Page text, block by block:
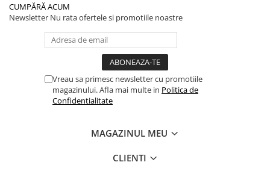
CUMPĂRĂ ACUM
Newsletter Nu rata ofertele si promotiile noastre
Vreau sa primesc newsletter cu promotiile
magazinului. Afla mai multe in Politica de
Confidentialitate
MAGAZINUL MEU
CLIENTI